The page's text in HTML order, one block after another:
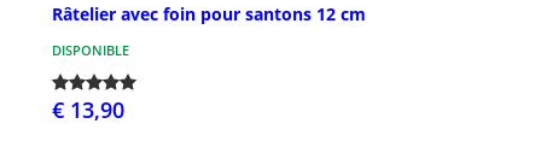
Râtelier avec foin pour santons 12 cm
DISPONIBLE
€ 13,90